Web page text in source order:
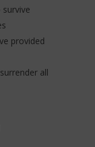
provided
all